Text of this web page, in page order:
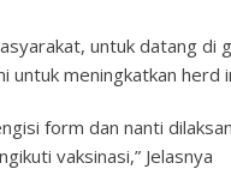
untuk datang di
untuk meningkatkan herd
form dan nanti
vaksinasi,” Jelasnya